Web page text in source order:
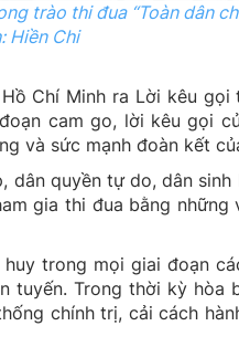
trào thi đua “Toàn dân
Hiền Chi
Chí Minh ra Lời kêu gọi
cam go, lời kêu gọi
và sức mạnh đoàn kết
quyền tự do, dân sinh
gia thi đua bằng những
trong mọi giai đoạn
tuyến. Trong thời kỳ hòa
chính trị, cải cách